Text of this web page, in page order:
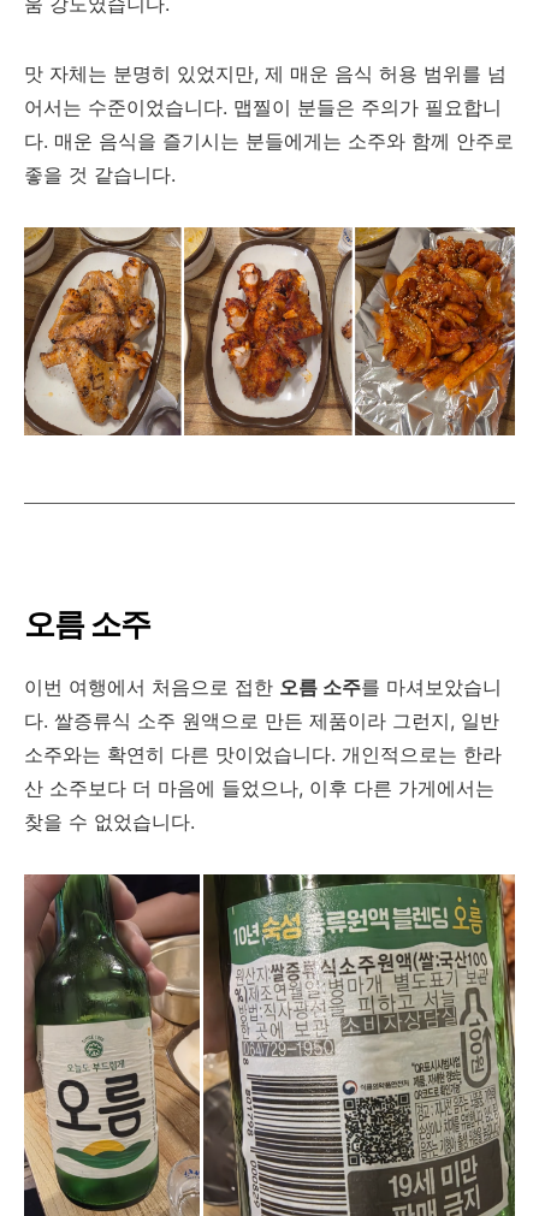
맛 자체는 분명히 있었지만, 제 매운 음식 허용 범위를 넘
어서는 수준이었습니다. 맵찔이 분들은 주의가 필요합니
다. 매운 음식을 즐기시는 분들에게는 소주와 함께 안주로
좋을 것 같습니다.
오름 소주
이번 여행에서 처음으로 접한 오름 소주를 마셔보았습니
다. 쌀증류식 소주 원액으로 만든 제품이라 그런지, 일반
소주와는 확연히 다른 맛이었습니다. 개인적으로는 한라
산 소주보다 더 마음에 들었으나, 이후 다른 가게에서는
찾을 수 없었습니다.